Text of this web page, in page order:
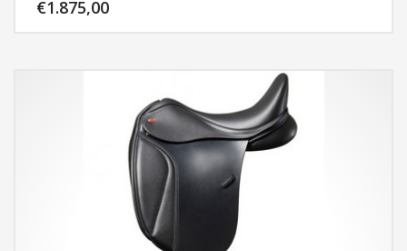
Klikhiervoor meer informatie
€1.875,00